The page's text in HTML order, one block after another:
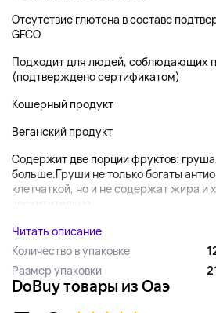
Отсутствие глютена в составе
GFCO
Подходит для людей, соблюдающих
(подтверждено сертификатом)
Кошерный продукт
Веганский продукт
Содержит две порции фруктов:
больше.Груши не только богаты
клетчаткой, но и не содержат жира и
восхитительно...
Читать описание
Количество в упаковке
Размер упаковки